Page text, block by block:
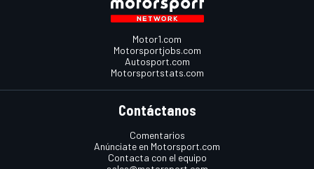
Motor1.com
Motorsportjobs.com
Autosport.com
Motorsportstats.com
Contáctanos
Comentarios
Anúnciate en Motorsport.com
Contacta con el equipo